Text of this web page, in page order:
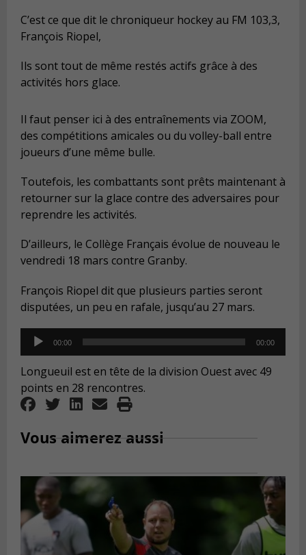
C’est ce que dit le chroniqueur hockey au FM 103,3,
François Riopel,
Ils sont tout de même restés actifs grâce à des
activités hors glace.
Il faut penser ici à des entraînements via ZOOM,
des compétitions amicales ou du volley-ball entre
joueurs d’une même bulle.
Toutefois, les combattants sont prêts maintenant à
retourner sur la glace contre des adversaires pour
reprendre les activités.
D’ailleurs, le Collège Français évolue de nouveau le
vendredi 18 mars contre Granby.
François Riopel dit que plusieurs parties seront
disputées, un peu en rafale, jusqu’au 27 mars.
Audio
Player
00:00 00:00
Longueuil est en tête de la division Ouest avec 49
points en 28 rencontres.
Vous aimerez aussi